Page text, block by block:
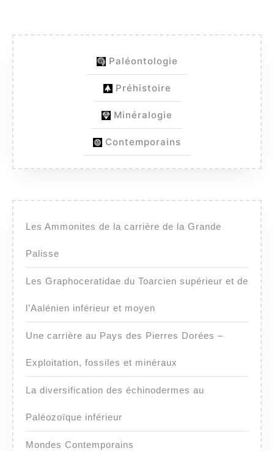
Paléontologie
Préhistoire
Minéralogie
Contemporains
Les Ammonites de la carrière de la Grande
Palisse
Les Graphoceratidae du Toarcien supérieur et de
l’Aalénien inférieur et moyen
Une carrière au Pays des Pierres Dorées –
Exploitation, fossiles et minéraux
La diversification des échinodermes au
Paléozoïque inférieur
Mondes Contemporains